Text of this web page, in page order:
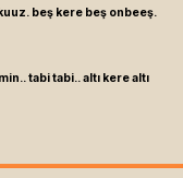
beş kere beş onbeeş.
tabi tabi.. altı kere altı